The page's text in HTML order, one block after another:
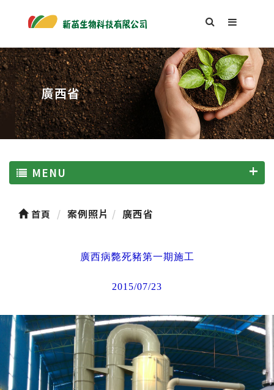
廣西省
MENU
首頁 案例照片 廣西省
廣西病斃死豬第一期施工
2015/07/23